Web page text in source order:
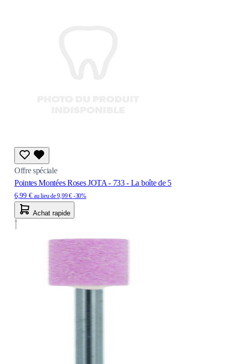
Offre spéciale
Pointes Montées Roses JOTA - 733 - La boîte de 5
6,99 € au lieu de9,99 € -30%
Achat rapide